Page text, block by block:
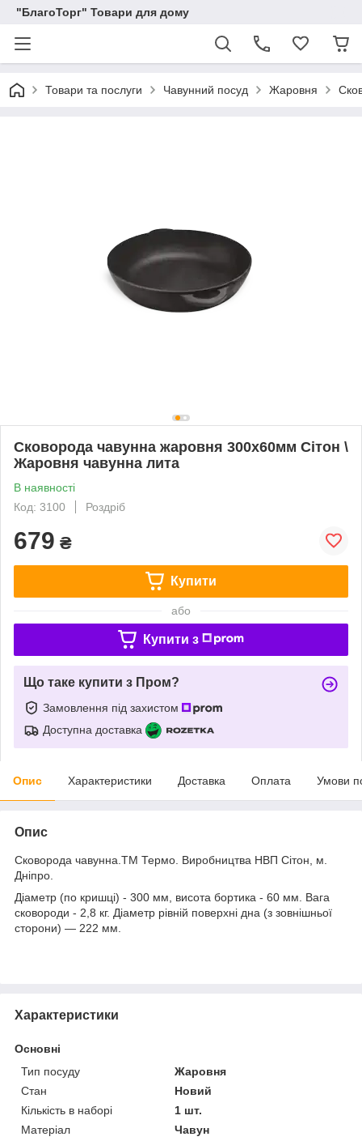
"БлагоТорг" Товари для дому
Товари та послуги Чавунний посуд Жаровня
Сковорода чавунна жаровня 300х60мм Сітон \
Жаровня чавунна лита
В наявності
Код: 3100
Роздріб
679 ₴
Купити
або
Купити з
Що таке купити з Пром?
Замовлення під захистом
Доступна доставка
Опис Характеристики Доставка Оплата Умови
Опис
Сковорода чавунна.ТМ Термо. Виробництва НВП Сітон, м.
Дніпро.
Діаметр (по кришці) - 300 мм, висота бортика - 60 мм. Вага
сковороди - 2,8 кг. Діаметр рівній поверхні дна (з зовнішньої
сторони) ― 222 мм.
Характеристики
Основні
Тип посуду
Жаровня
Стан
Новий
Кількість в наборі
1 шт.
Матеріал
Чавун